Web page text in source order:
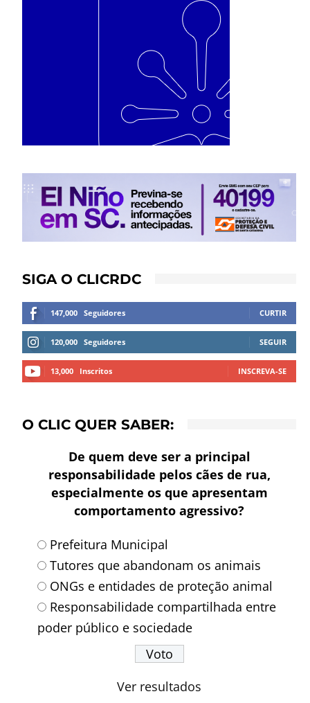
SIGA O CLICRDC
147,000 Seguidores CURTIR
120,000 Seguidores SEGUIR
13,000 Inscritos INSCREVA-SE
O CLIC QUER SABER:
De quem deve ser a principal
responsabilidade pelos cães de rua,
especialmente os que apresentam
comportamento agressivo?
Prefeitura Municipal
Tutores que abandonam os animais
ONGs e entidades de proteção animal
Responsabilidade compartilhada entre
poder público e sociedade
Ver resultados